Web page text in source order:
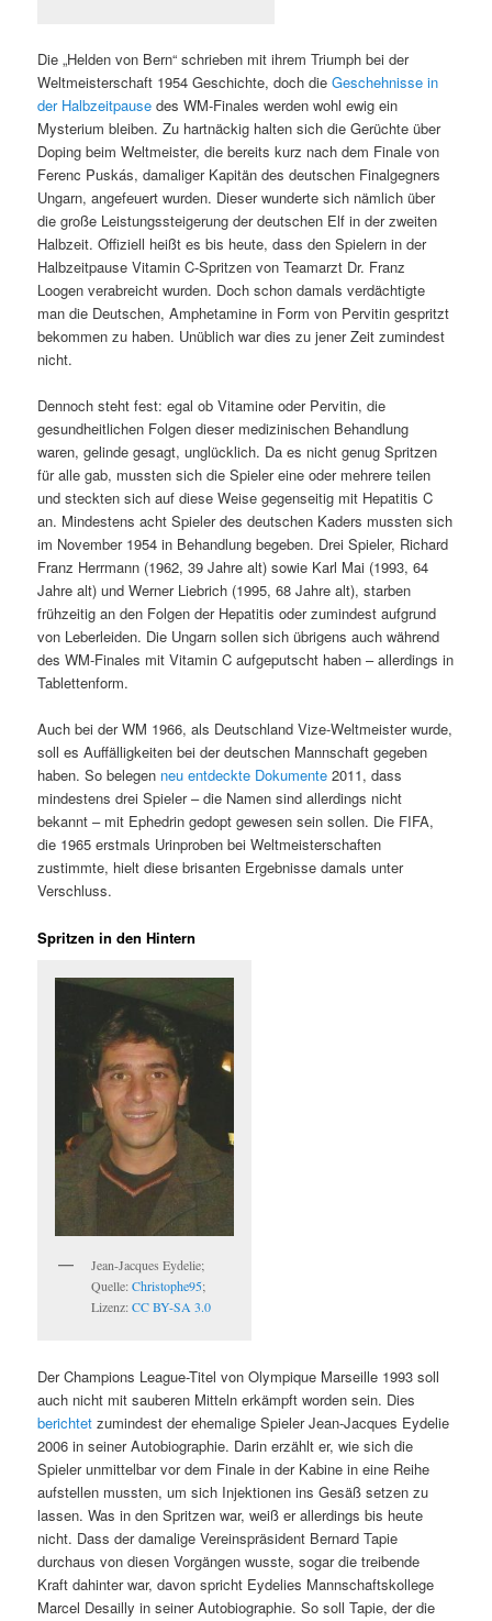
Die „Helden von Bern“ schrieben mit ihrem Triumph bei der
Weltmeisterschaft 1954 Geschichte, doch dieGeschehnisse in
der Halbzeitpause des WM-Finales werden wohl ewig ein
Mysterium bleiben. Zu hartnäckig halten sich die Gerüchte über
Doping beim Weltmeister, die bereits kurz nach dem Finale von
Ferenc Puskás, damaliger Kapitän des deutschen Finalgegners
Ungarn, angefeuert wurden. Dieser wunderte sich nämlich über
die große Leistungssteigerung der deutschen Elf in der zweiten
Halbzeit. Offiziell heißt es bis heute, dass den Spielern in der
Halbzeitpause Vitamin C-Spritzen von Teamarzt Dr. Franz
Loogen verabreicht wurden. Doch schon damals verdächtigte
man die Deutschen, Amphetamine in Form von Pervitin gespritzt
bekommen zu haben. Unüblich war dies zu jener Zeit zumindest
nicht.
Dennoch steht fest: egal ob Vitamine oder Pervitin, die
gesundheitlichen Folgen dieser medizinischen Behandlung
waren, gelinde gesagt, unglücklich. Da es nicht genug Spritzen
für alle gab, mussten sich die Spieler eine oder mehrere teilen
und steckten sich auf diese Weise gegenseitig mit Hepatitis C
an. Mindestens acht Spieler des deutschen Kaders mussten sich
im November 1954 in Behandlung begeben. Drei Spieler, Richard
Franz Herrmann (1962, 39 Jahre alt) sowie Karl Mai (1993, 64
Jahre alt) und Werner Liebrich (1995, 68 Jahre alt), starben
frühzeitig an den Folgen der Hepatitis oder zumindest aufgrund
von Leberleiden. Die Ungarn sollen sich übrigens auch während
des WM-Finales mit Vitamin C aufgeputscht haben – allerdings in
Tablettenform.
Auch bei der WM 1966, als Deutschland Vize-Weltmeister wurde,
soll es Auffälligkeiten bei der deutschen Mannschaft gegeben
haben. So belegen neu entdeckte Dokumente 2011, dass
mindestens drei Spieler – die Namen sind allerdings nicht
bekannt – mit Ephedrin gedopt gewesen sein sollen. Die FIFA,
die 1965 erstmals Urinproben bei Weltmeisterschaften
zustimmte, hielt diese brisanten Ergebnisse damals unter
Verschluss.
Spritzen in den Hintern
Jean-Jacques Eydelie;
Quelle:Christophe95;
Lizenz:CC BY-SA 3.0
Der Champions League-Titel von Olympique Marseille 1993 soll
auch nicht mit sauberen Mitteln erkämpft worden sein. Dies
berichtet zumindest der ehemalige Spieler Jean-Jacques Eydelie
2006 in seiner Autobiographie. Darin erzählt er, wie sich die
Spieler unmittelbar vor dem Finale in der Kabine in eine Reihe
aufstellen mussten, um sich Injektionen ins Gesäß setzen zu
lassen. Was in den Spritzen war, weiß er allerdings bis heute
nicht. Dass der damalige Vereinspräsident Bernard Tapie
durchaus von diesen Vorgängen wusste, sogar die treibende
Kraft dahinter war, davon spricht Eydelies Mannschaftskollege
Marcel Desailly in seiner Autobiographie. So soll Tapie, der die